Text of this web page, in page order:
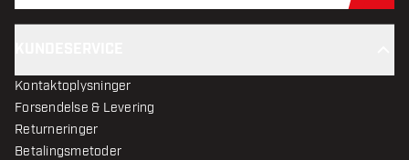
Kontaktoplysninger
Forsendelse & Levering
Returneringer
Betalingsmetoder